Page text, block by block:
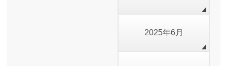
2025年6月